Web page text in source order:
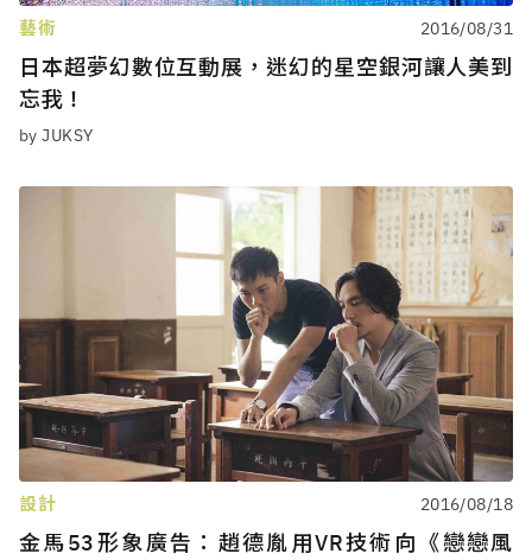
藝術 2016/08/31
日本超夢幻數位互動展，迷幻的星空銀河讓人美到
忘我！
by JUKSY
設計 2016/08/18
金馬53形象廣告：趙德胤用VR技術向《戀戀風